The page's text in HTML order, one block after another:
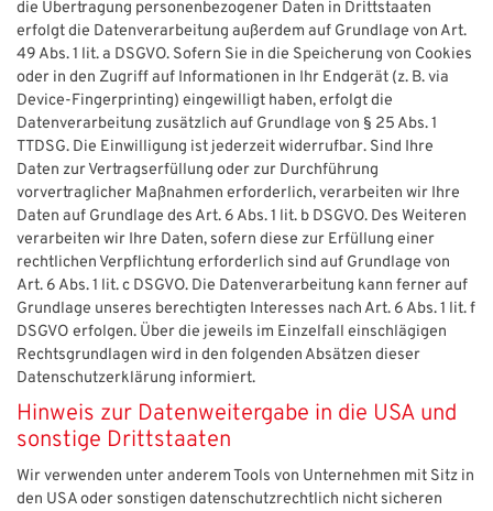
die Übertragung personenbezogener Daten in Drittstaaten
erfolgt die Datenverarbeitung außerdem auf Grundlage von Art.
49 Abs. 1 lit. a DSGVO. Sofern Sie in die Speicherung von Cookies
oder in den Zugriff auf Informationen in Ihr Endgerät (z. B. via
Device-Fingerprinting) eingewilligt haben, erfolgt die
Datenverarbeitung zusätzlich auf Grundlage von § 25 Abs. 1
TTDSG. Die Einwilligung ist jederzeit widerrufbar. Sind Ihre
Daten zur Vertragserfüllung oder zur Durchführung
vorvertraglicher Maßnahmen erforderlich, verarbeiten wir Ihre
Daten auf Grundlage des Art. 6 Abs. 1 lit. b DSGVO. Des Weiteren
verarbeiten wir Ihre Daten, sofern diese zur Erfüllung einer
rechtlichen Verpflichtung erforderlich sind auf Grundlage von
Art. 6 Abs. 1 lit. c DSGVO. Die Datenverarbeitung kann ferner auf
Grundlage unseres berechtigten Interesses nach Art. 6 Abs. 1 lit. f
DSGVO erfolgen. Über die jeweils im Einzelfall einschlägigen
Rechtsgrundlagen wird in den folgenden Absätzen dieser
Datenschutzerklärung informiert.
Hinweis zur Datenweitergabe in die USA und
sonstige Drittstaaten
Wir verwenden unter anderem Tools von Unternehmen mit Sitz in
den USA oder sonstigen datenschutzrechtlich nicht sicheren